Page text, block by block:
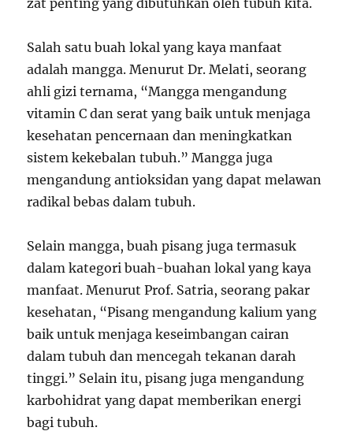
zat penting yang dibutuhkan oleh tubuh kita.
Salah satu buah lokal yang kaya manfaat
adalah mangga. Menurut Dr. Melati, seorang
ahli gizi ternama, “Mangga mengandung
vitamin C dan serat yang baik untuk menjaga
kesehatan pencernaan dan meningkatkan
sistem kekebalan tubuh.” Mangga juga
mengandung antioksidan yang dapat melawan
radikal bebas dalam tubuh.
Selain mangga, buah pisang juga termasuk
dalam kategori buah-buahan lokal yang kaya
manfaat. Menurut Prof. Satria, seorang pakar
kesehatan, “Pisang mengandung kalium yang
baik untuk menjaga keseimbangan cairan
dalam tubuh dan mencegah tekanan darah
tinggi.” Selain itu, pisang juga mengandung
karbohidrat yang dapat memberikan energi
bagi tubuh.